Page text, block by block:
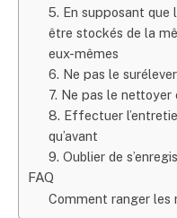
5. En supposant que
être stockés de la
eux-mêmes
6. Ne pas le
7. Ne pas le
8. Effectuer
qu’avant
9. Oublier de
FAQ
Comment ranger les